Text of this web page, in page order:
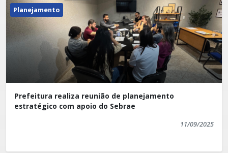
Planejamento
Prefeitura realiza reunião de planejamento
estratégico com apoio do Sebrae
11/09/2025